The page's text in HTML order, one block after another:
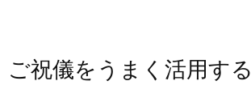
ご祝儀をうまく活用する